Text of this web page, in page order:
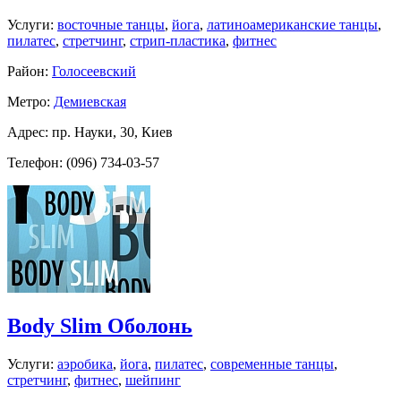
Услуги: восточные танцы, йога, латиноамериканские танцы,
пилатес, стретчинг, стрип-пластика, фитнес
Район: Голосеевский
Метро: Демиевская
Адрес: пр. Науки, 30, Киев
Телефон: (096) 734-03-57
Body Slim Оболонь
Услуги: аэробика, йога, пилатес, современные танцы,
стретчинг, фитнес, шейпинг